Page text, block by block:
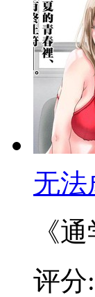
无法
《
评分: